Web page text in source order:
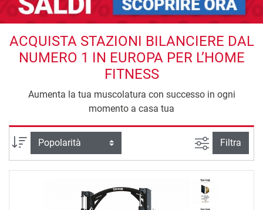
ACQUISTA STAZIONI BILANCIERE DAL
NUMERO 1 IN EUROPA PER L’HOME
FITNESS
Aumenta la tua muscolatura con successo in ogni
momento a casa tua
Ordina per Ricerca
Filtra